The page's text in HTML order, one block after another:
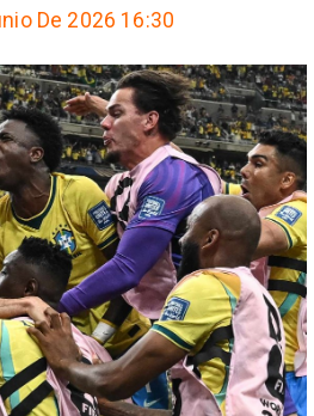
De 2026 16:30